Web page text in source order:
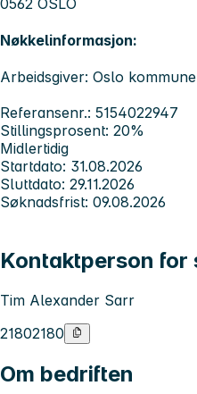
Nøkkelinformasjon:
Arbeidsgiver: Oslo kommune
Referansenr.: 5154022947
Stillingsprosent: 20%
Midlertidig
Startdato: 31.08.2026
Sluttdato: 29.11.2026
Søknadsfrist: 09.08.2026
Kontaktperson for
Tim Alexander Sarr
21802180
Om bedriften